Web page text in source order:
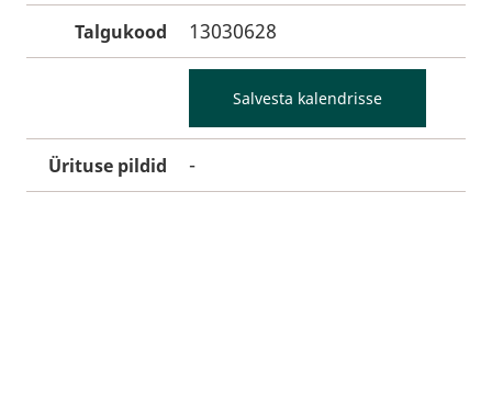
Talgukood 13030628
Salvesta kalendrisse
Ürituse pildid -